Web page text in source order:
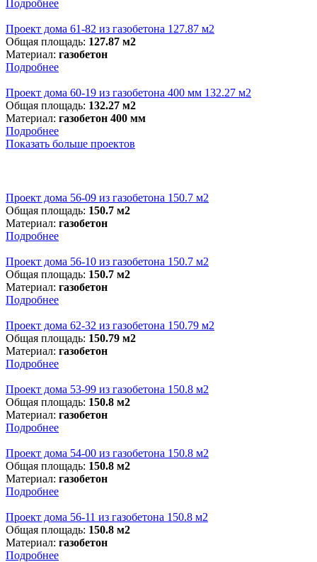
Подробнее
Проект дома 61-82 из газобетона 127.87 м2
Общая площадь: 127.87 м2
Материал: газобетон
Подробнее
Проект дома 60-19 из газобетона 400 мм 132.27 м2
Общая площадь: 132.27 м2
Материал: газобетон 400 мм
Подробнее
Показать больше проектов
Проект дома 56-09 из газобетона 150.7 м2
Общая площадь: 150.7 м2
Материал: газобетон
Подробнее
Проект дома 56-10 из газобетона 150.7 м2
Общая площадь: 150.7 м2
Материал: газобетон
Подробнее
Проект дома 62-32 из газобетона 150.79 м2
Общая площадь: 150.79 м2
Материал: газобетон
Подробнее
Проект дома 53-99 из газобетона 150.8 м2
Общая площадь: 150.8 м2
Материал: газобетон
Подробнее
Проект дома 54-00 из газобетона 150.8 м2
Общая площадь: 150.8 м2
Материал: газобетон
Подробнее
Проект дома 56-11 из газобетона 150.8 м2
Общая площадь: 150.8 м2
Материал: газобетон
Подробнее